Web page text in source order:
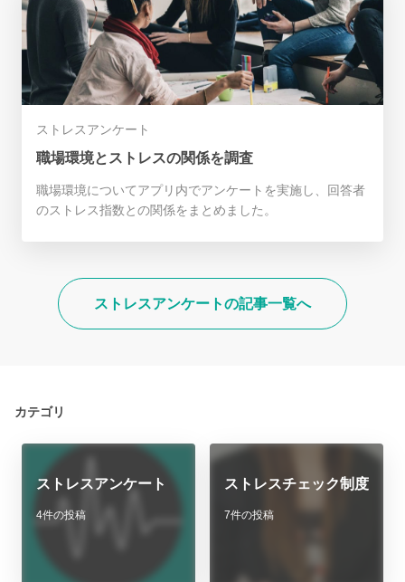
ストレスアンケート
職場環境とストレスの関係を調査
職場環境についてアプリ内でアンケートを実施し、回答者
のストレス指数との関係をまとめました。
ストレスアンケートの記事一覧へ
カテゴリ
ストレスアンケート
4件の投稿
ストレスチェック制度
7件の投稿